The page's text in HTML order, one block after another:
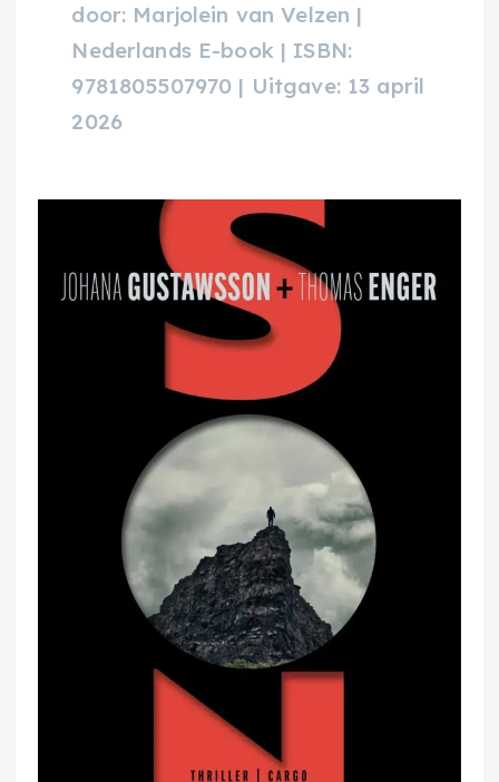
door: Marjolein van Velzen |
Nederlands E-book | ISBN:
9781805507970 | Uitgave: 13 april
2026